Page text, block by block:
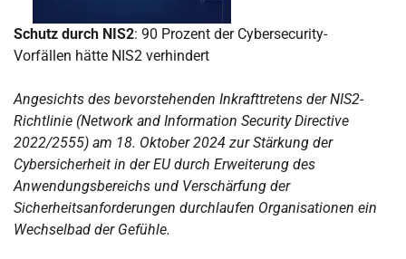
Schutz durch NIS2: 90 Prozent der Cybersecurity-
Vorfällen hätte NIS2 verhindert
Angesichts des bevorstehenden Inkrafttretens der NIS2-
Richtlinie (Network and Information Security Directive
2022/2555) am 18. Oktober 2024 zur Stärkung der
Cybersicherheit in der EU durch Erweiterung des
Anwendungsbereichs und Verschärfung der
Sicherheitsanforderungen durchlaufen Organisationen ein
Wechselbad der Gefühle.